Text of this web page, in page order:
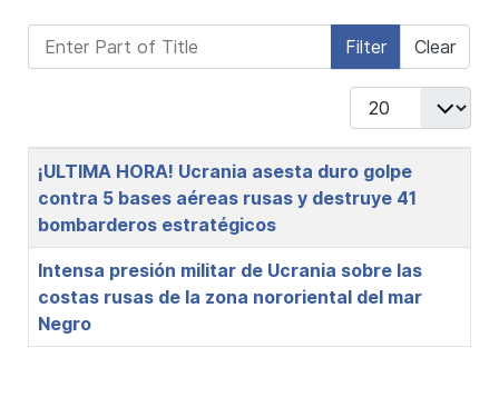
Enter Part of Title Filter Clear
Display #
Title
¡ULTIMA HORA! Ucrania asesta duro golpe
contra 5 bases aéreas rusas y destruye 41
bombarderos estratégicos
Intensa presión militar de Ucrania sobre las
costas rusas de la zona nororiental del mar
Negro